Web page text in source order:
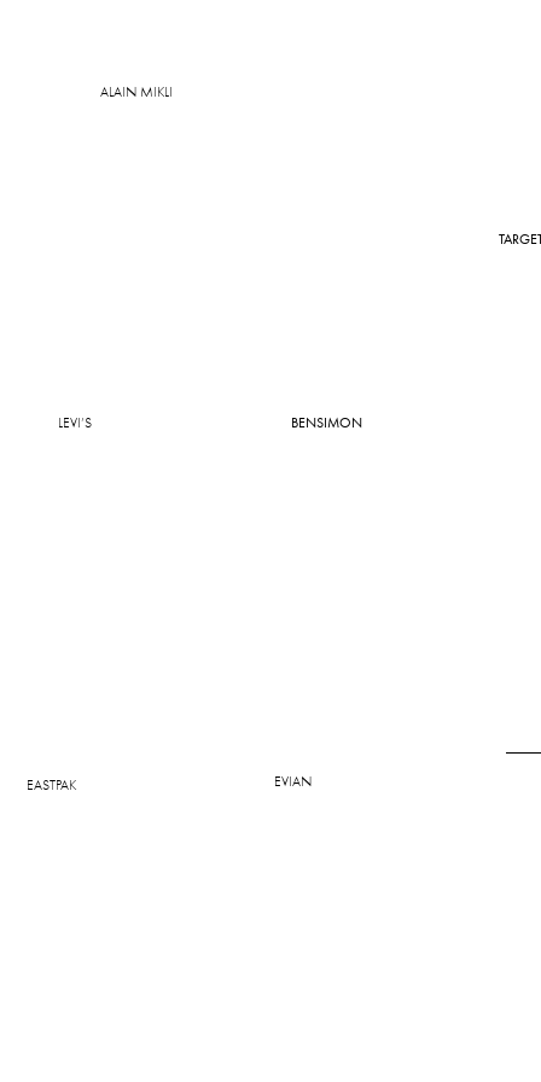
ALAIN MIKLI
LEVI’S BENSIMON
EVIAN
EASTPAK